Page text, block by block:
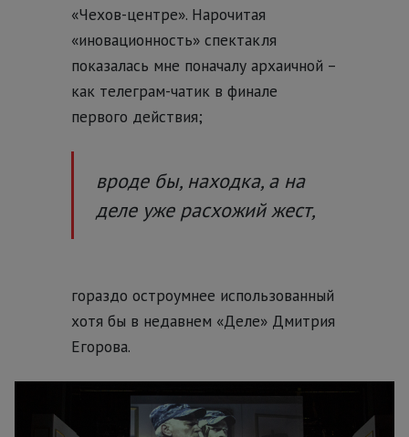
«Чехов-центре». Нарочитая
«иновационность» спектакля
показалась мне поначалу архаичной –
как телеграм-чатик в финале
первого действия;
вроде бы, находка, а на
деле уже расхожий жест,
гораздо остроумнее использованный
хотя бы в недавнем «Деле» Дмитрия
Егорова.